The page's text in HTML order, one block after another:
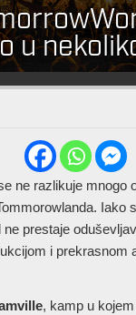
u
ne razlikuje mnogo
Iako
prestaje
i prekrasnom
, kamp u